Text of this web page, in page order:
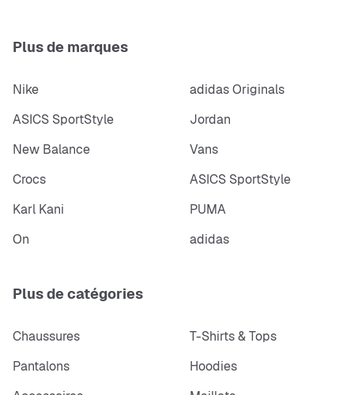
Plus de marques
Nike
adidas Originals
ASICS SportStyle
Jordan
New Balance
Vans
Crocs
ASICS SportStyle
Karl Kani
PUMA
On
adidas
Plus de catégories
Chaussures
T-Shirts & Tops
Pantalons
Hoodies